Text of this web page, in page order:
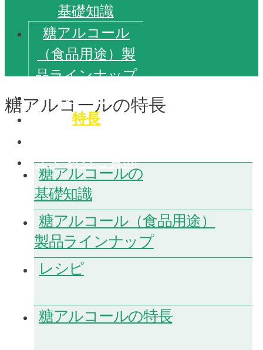
基礎知識
糖アルコール
（食品用途）製
品ラインナップ
レシピ
特長
よくあるご質問
糖アルコールの特長
糖アルコールの
基礎知識
糖アルコール（食品用途）
製品ラインナップ
レシピ
糖アルコールの特長